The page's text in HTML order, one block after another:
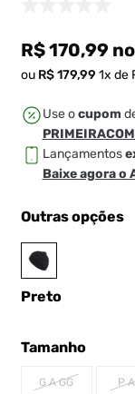
R$ 170,99
ou R$ 179,99 1x de
Use ocupom
Lançamentos
Baixe agora o
Outras opções
Preto
Tamanho
G A GG P